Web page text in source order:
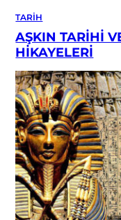
TARIH
AŞKIN TARİHİ
HİKAYELERİ